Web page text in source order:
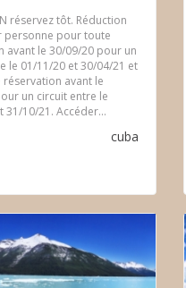
réservez tôt. Réduction
personne pour toute
avant le 30/09/20 pour un
le 01/11/20 et 30/04/21 et
avant le
un circuit entre le
31/10/21. Accéder...
cuba